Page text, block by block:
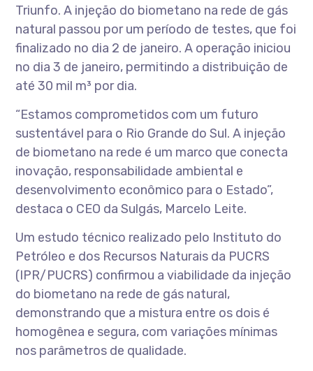
Triunfo. A injeção do biometano na rede de gás
natural passou por um período de testes, que foi
finalizado no dia 2 de janeiro. A operação iniciou
no dia 3 de janeiro, permitindo a distribuição de
até 30 mil m³ por dia.
“Estamos comprometidos com um futuro
sustentável para o Rio Grande do Sul. A injeção
de biometano na rede é um marco que conecta
inovação, responsabilidade ambiental e
desenvolvimento econômico para o Estado”,
destaca o CEO da Sulgás, Marcelo Leite.
Um estudo técnico realizado pelo Instituto do
Petróleo e dos Recursos Naturais da PUCRS
(IPR/PUCRS) confirmou a viabilidade da injeção
do biometano na rede de gás natural,
demonstrando que a mistura entre os dois é
homogênea e segura, com variações mínimas
nos parâmetros de qualidade.